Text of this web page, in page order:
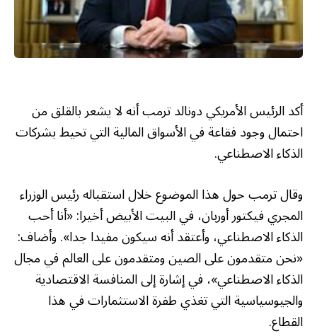
أكد الرئيس الأمريكي دونالد ترمب أنه لا يشعر بالقلق من
احتمال وجود فقاعة في الأسواق المالية التي تحيط بشركات
الذكاء الاصطناعي.
وقال ترمب حول هذا الموضوع خلال استقباله رئيس الوزراء
المجري فيكتور أوربان، في البيت الأبيض أخيرا: «أنا أحب
الذكاء الاصطناعي، وأعتقد أنه سيكون مفيدا جدا». وأضاف:
«نحن متقدمون على الصين ومتقدمون على العالم في مجال
الذكاء الاصطناعي»، في إشارة إلى المنافسة الاقتصادية
والجيوسياسية التي تغذي طفرة الاستثمارات في هذا
القطاع.